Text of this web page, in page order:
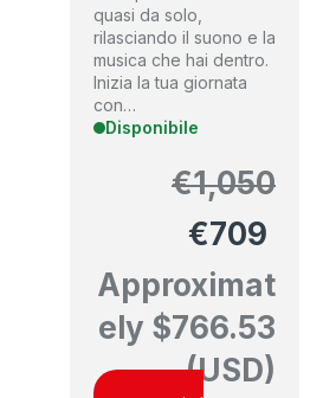
quasi da solo,
rilasciando il suono e la
musica che hai dentro.
Inizia la tua giornata
con…
Disponibile
€1,050
€709
Approximat
ely $766.53
(USD)